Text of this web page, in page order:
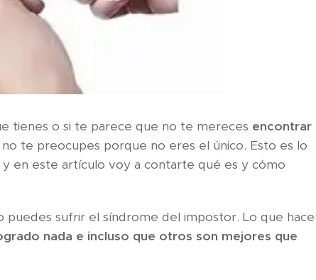
tienes o si te parece que no te mereces encontrar
te preocupes porque no eres el único. Esto es lo
y en este artículo voy a contarte qué es y cómo
puedes sufrir el síndrome del impostor. Lo que hace
nada e incluso que otros son mejores que